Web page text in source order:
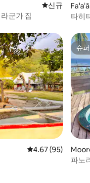
신규 숙소
신규
군가 집
타히
평점 4.67점(5점
4.67 (95)
슈
슈
파노